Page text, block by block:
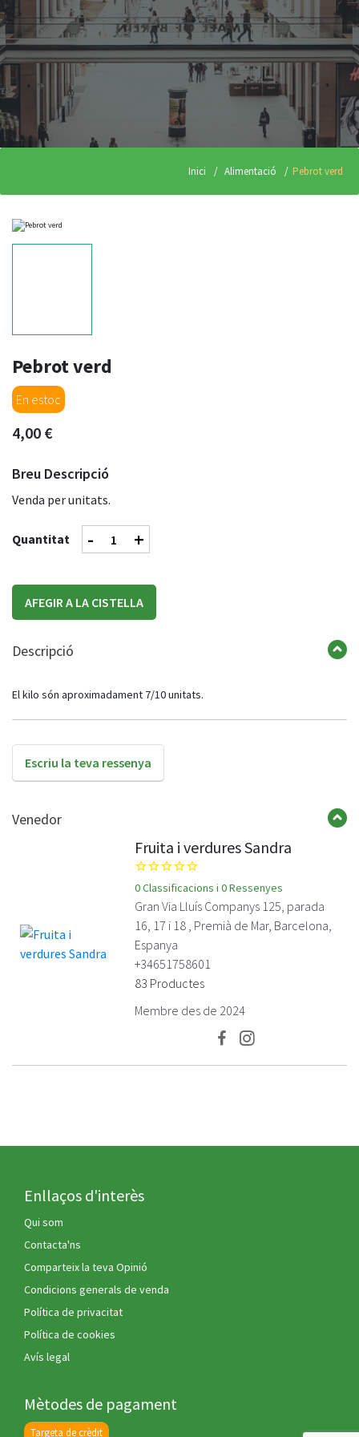
Inici Alimentació Pebrot verd
Pebrot verd
En estoc
4,00 €
Breu Descripció
Venda per unitats.
Quantitat - +
AFEGIR A LA CISTELLA
Descripció
El kilo són aproximadament 7/10 unitats.
Escriu la teva ressenya
Venedor
Fruita i verdures Sandra
star_borderstar_borderstar_borderstar_borderstar_border
0 Classificacions i 0 Ressenyes
Gran Via Lluís Companys 125, parada
16, 17 i 18 , Premià de Mar, Barcelona,
Espanya
+34651758601
83 Productes
Membre des de 2024
FacebookInstagram
Enllaços d'interès
Qui som
Contacta'ns
Comparteix la teva Opinió
Condicions generals de venda
Política de privacitat
Política de cookies
Avís legal
Mètodes de pagament
Targeta de crèdit